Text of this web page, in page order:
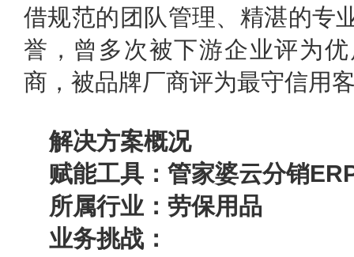
借规范的团队管理、精湛的专
誉，曾多次被下游企业评为
商，被品牌厂商评为最守信用
解决方案概况
赋能工具：管家婆云分销
所属行业：劳保用品
业务挑战：